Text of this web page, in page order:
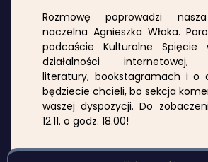
Rozmowę poprowadzi
naczelna Agnieszka Włoka.
podcaście Kulturalne Spięcie
działalności internetowej,
literatury, bookstagramach i o
będziecie chcieli, bo sekcja
waszej dyspozycji. Do
12.11. o godz. 18.00!